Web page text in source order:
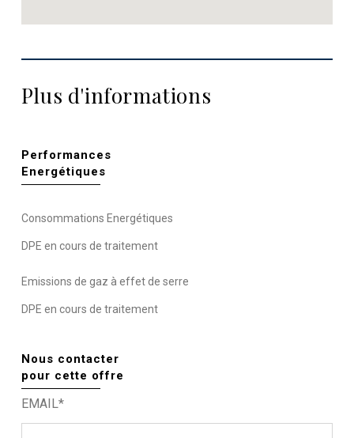
Plus d'informations
Performances
Energétiques
Consommations Energétiques
DPE en cours de traitement
Emissions de gaz à effet de serre
DPE en cours de traitement
Nous contacter
pour cette offre
EMAIL*